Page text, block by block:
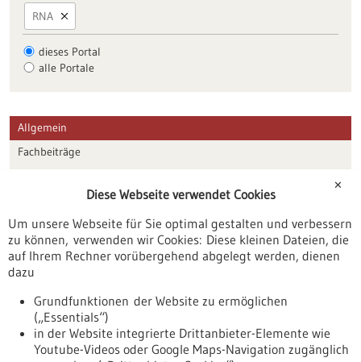
RNA
dieses Portal
alle Portale
Allgemein
Fachbeiträge
Veranstaltungen
Erscheinungsdatum
✕
Diese Webseite verwendet Cookies
Um unsere Webseite für Sie optimal gestalten und verbessern
zu können, verwenden wir Cookies: Diese kleinen Dateien, die
auf Ihrem Rechner vorübergehend abgelegt werden, dienen
dazu
Grundfunktionen der Website zu ermöglichen
(„Essentials“)
in der Website integrierte Drittanbieter-Elemente wie
Youtube-Videos oder Google Maps-Navigation zugänglich